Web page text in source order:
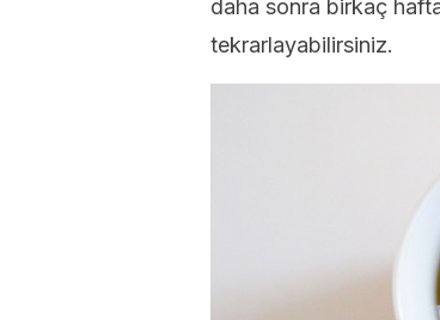
daha sonra birkaç
tekrarlayabilirsiniz.